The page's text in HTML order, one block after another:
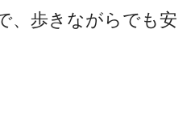
、歩きながらでも安